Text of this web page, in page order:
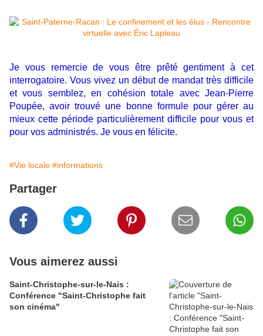
Je vous remercie de vous être prêté gentiment à cet
interrogatoire. Vous vivez un début de mandat très difficile
et vous semblez, en cohésion totale avec Jean-Pierre
Poupée, avoir trouvé une bonne formule pour gérer au
mieux cette période particulièrement difficile pour vous et
pour vos administrés. Je vous en félicite.
#Vie locale #informations
Partager
Vous aimerez aussi
Saint-Christophe-sur-le-Nais :
Conférence "Saint-Christophe fait
son cinéma"